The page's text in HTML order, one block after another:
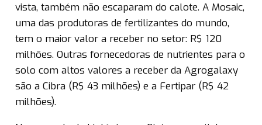
vista, também não escaparam do calote. A Mosaic,
uma das produtoras de fertilizantes do mundo,
tem o maior valor a receber no setor: R$ 120
milhões. Outras fornecedoras de nutrientes para o
solo com altos valores a receber da Agrogalaxy
são a Cibra (R$ 43 milhões) e a Fertipar (R$ 42
milhões).